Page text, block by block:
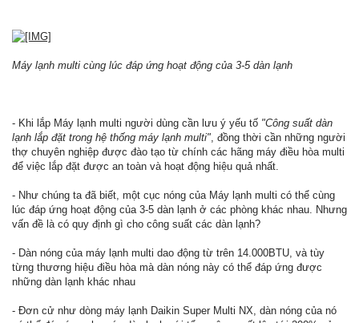
Máy lạnh multi cùng lúc đáp ứng hoạt động của 3-5 dàn lạnh
- Khi lắp Máy lạnh multi người dùng cần lưu ý yếu tố "Công suất dàn
lạnh lắp đặt trong hệ thống máy lạnh multi", đồng thời cần những người
thợ chuyên nghiệp được đào tạo từ chính các hãng máy điều hòa multi
để việc lắp đặt được an toàn và hoạt động hiệu quả nhất.
- Như chúng ta đã biết, một cục nóng của Máy lạnh multi có thể cùng
lúc đáp ứng hoạt động của 3-5 dàn lạnh ở các phòng khác nhau. Nhưng
vấn đề là có quy định gì cho công suất các dàn lạnh?
- Dàn nóng của máy lạnh multi dao động từ trên 14.000BTU, và tùy
từng thương hiệu điều hòa mà dàn nóng này có thể đáp ứng được
những dàn lạnh khác nhau
- Đơn cử như dòng máy lạnh Daikin Super Multi NX, dàn nóng của nó